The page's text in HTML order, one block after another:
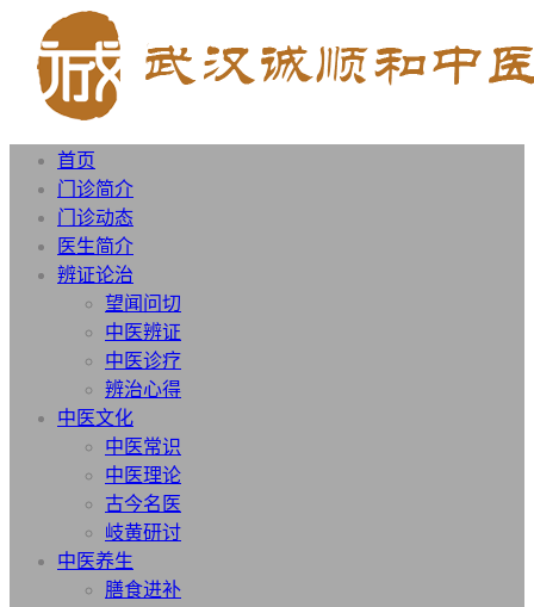
首页
门诊简介
门诊动态
医生简介
辨证论治
望闻问切
中医辨证
中医诊疗
辨治心得
中医文化
中医常识
中医理论
古今名医
岐黄研讨
中医养生
膳食进补